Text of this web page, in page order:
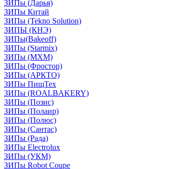
ЗИПы (Дарья)
ЗИПы Китай
ЗИПы (Tekno Solution)
ЗИПЫ (КНЭ)
ЗИПы(Bakeoff)
ЗИПы (Starmix)
ЗИПы (МХМ)
ЗИПы (Фростор)
ЗИПы (АРКТО)
ЗИПы ПищТех
ЗИПы (ROALBAKERY)
ЗИПы (Позис)
ЗИПы (Полаир)
ЗИПы (Полюс)
ЗИПы (Сантас)
ЗИПы (Рада)
ЗИПы Electrolux
ЗИПы (УКМ)
ЗИПы Robot Coupe